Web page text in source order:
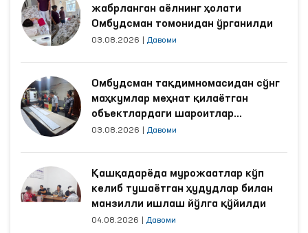
жабрланган аёлнинг ҳолати
Омбудсман томонидан ўрганилди
03.08.2026 Давоми
Омбудсман тақдимномасидан сўнг
маҳкумлар меҳнат қилаётган
объектлардаги шароитлар
яхшиланди
03.08.2026 Давоми
Қашқадарёда мурожаатлар кўп
келиб тушаётган ҳудудлар билан
манзилли ишлаш йўлга қўйилди
04.08.2026 Давоми